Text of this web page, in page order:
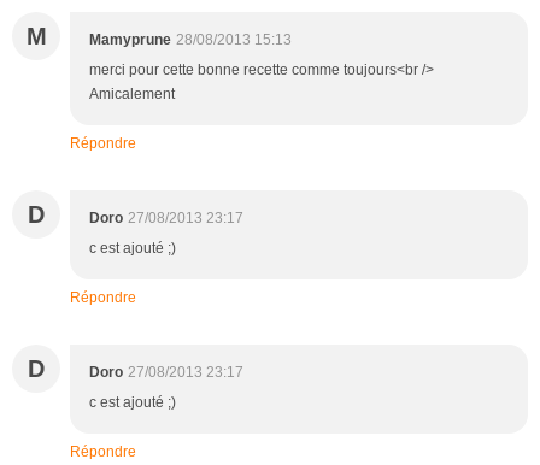
M Mamyprune 28/08/2013 15:13
merci pour cette bonne recette comme toujours<br />
Amicalement
Répondre
D Doro 27/08/2013 23:17
c est ajouté ;)
Répondre
D Doro 27/08/2013 23:17
c est ajouté ;)
Répondre